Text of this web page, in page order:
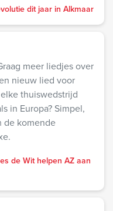
dit jaar in Alkmaar
meer liedjes over
nieuw lied voor
thuiswedstrijd
in Europa? Simpel,
de komende
de Wit helpen AZ aan